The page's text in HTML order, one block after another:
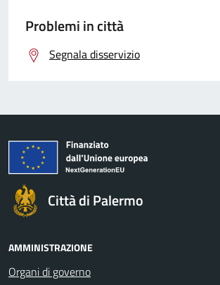
Problemi in città
Segnala disservizio
Città di Palermo
AMMINISTRAZIONE
Organi di governo